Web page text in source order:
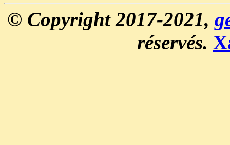
© Copyright 2017-2021,
réservés.